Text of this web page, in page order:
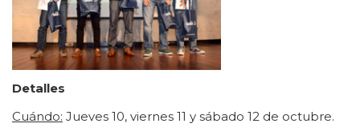
Detalles
Cuándo: Jueves 10, viernes 11 y sábado 12 de octubre.